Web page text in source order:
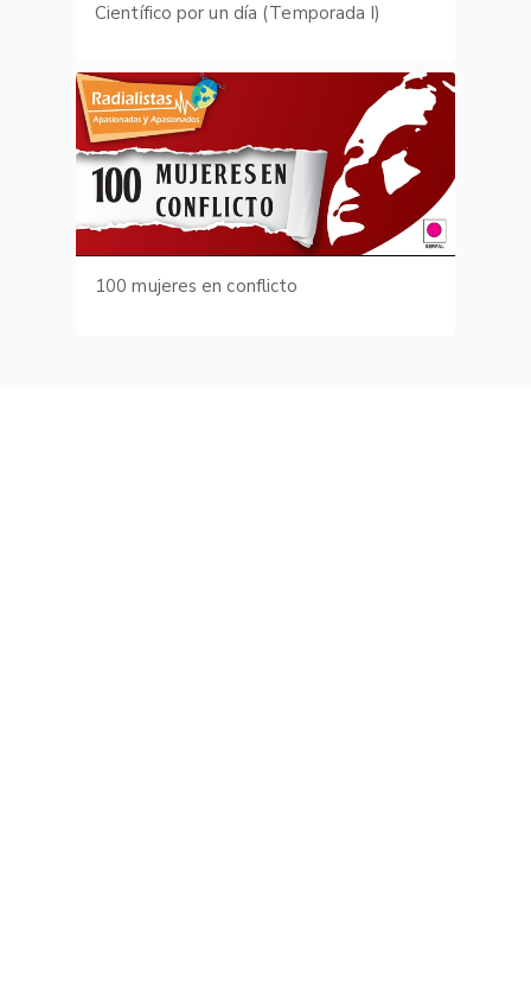
Científico por un día (Temporada I)
100 mujeres en conflicto